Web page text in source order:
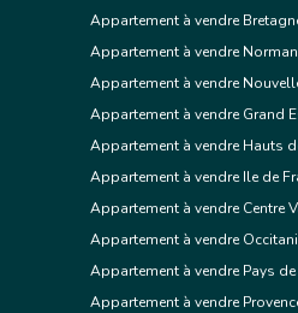
Appartement à vendre
Appartement à vendre
Appartement à vendre
Appartement à vendre Grand
Appartement à vendre Hauts
Appartement à vendre Ile de
Appartement à vendre Centre
Appartement à vendre
Appartement à vendre Pays
Appartement à vendre